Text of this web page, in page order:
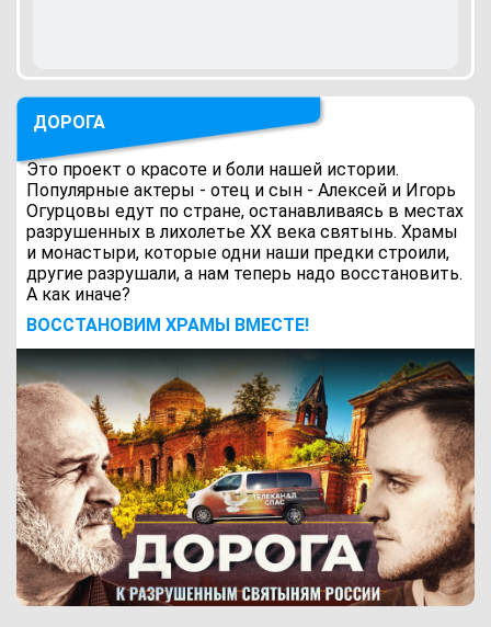
ДОРОГА
Это проект о красоте и боли нашей истории.
Популярные актеры - отец и сын - Алексей и Игорь
Огурцовы едут по стране, останавливаясь в местах
разрушенных в лихолетье ХХ века святынь. Храмы
и монастыри, которые одни наши предки строили,
другие разрушали, а нам теперь надо восстановить.
А как иначе?
ВОCСТАНОВИМ ХРАМЫ ВМЕСТЕ!